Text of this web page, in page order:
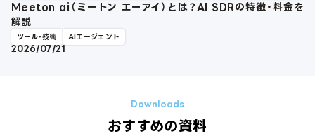
Meeton ai（ミートン エーアイ）とは？AI SDRの特徴・料金を
解説
ツール・技術 AIエージェント
2026/07/21
おすすめの資料